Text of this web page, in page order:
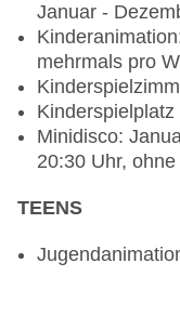
Januar -
mehrmals pro
Kinderspielplatz
Minidisco:
20:30 Uhr,
TEENS